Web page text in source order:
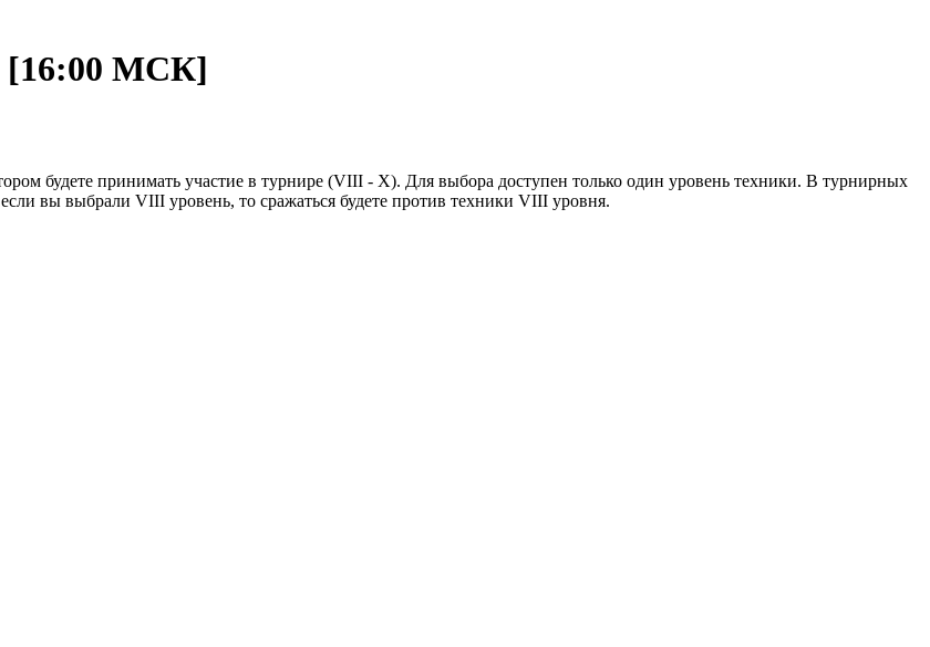
[16:00 МСК]
будете принимать участие в турнире (VIII - X). Для выбора доступен только один уровень техники. В турнирных
вы выбрали VIII уровень, то сражаться будете против техники VIII уровня.